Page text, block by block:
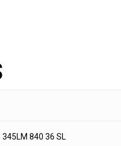
345LM 840 36 SL